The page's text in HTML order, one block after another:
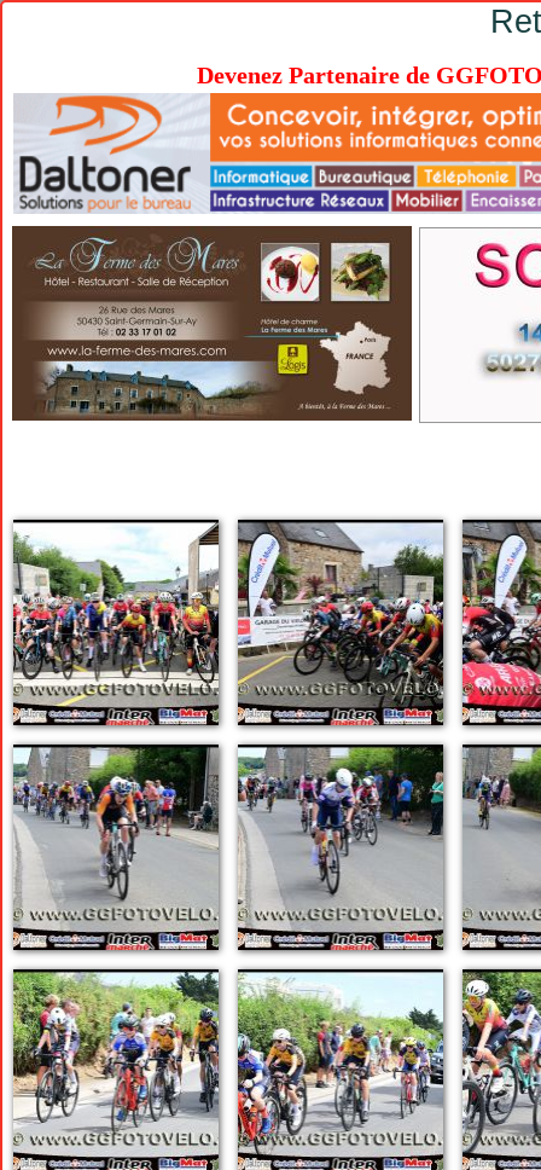
Devenez Partenaire de